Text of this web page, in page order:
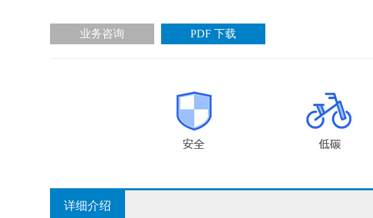
业务咨询 PDF 下载
详细介绍